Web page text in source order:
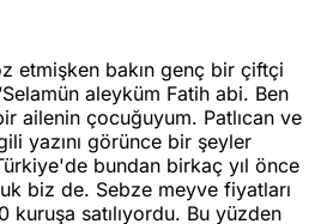
etmişken bakın genç bir çiftçi
aleyküm Fatih abi. Ben
ailenin çocuğuyum. Patlıcan ve
yazını görünce bir şeyler
bundan birkaç yıl önce
biz de. Sebze meyve fiyatları
kuruşa satılıyordu. Bu yüzden